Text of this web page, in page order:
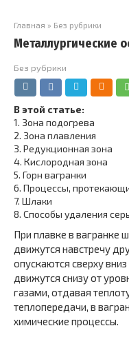
Главная » Без рубрики
Металлургические
Без рубрики
В этой статье:
1. Зона подогрева
2. Зона плавления
3. Редукционная зона
4. Кислородная зона
5. Горн вагранки
6. Процессы,
7. Шлаки
8. Способы удаления
При плавке в вагранке
движутся навстречу
опускаются сверху
движутся снизу от
газами, отдавая
теплопередачи, в
химические процессы.